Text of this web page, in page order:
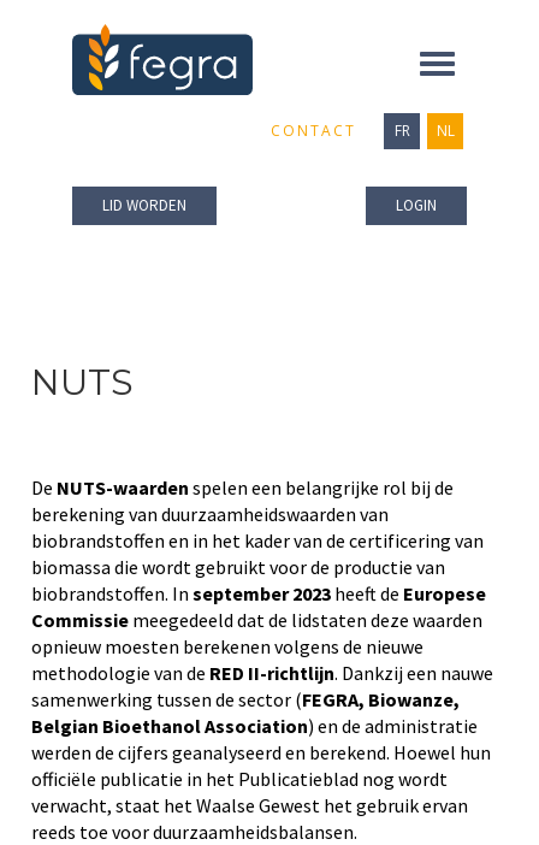
Toggle
CONTACT FR NL
LID WORDEN LOGIN
NUTS
De NUTS-waarden spelen een belangrijke rol bij de
berekening van duurzaamheidswaarden van
biobrandstoffen en in het kader van de certificering van
biomassa die wordt gebruikt voor de productie van
biobrandstoffen. In september 2023 heeft de Europese
Commissie meegedeeld dat de lidstaten deze waarden
opnieuw moesten berekenen volgens de nieuwe
methodologie van de RED II-richtlijn. Dankzij een nauwe
samenwerking tussen de sector (FEGRA, Biowanze,
Belgian Bioethanol Association) en de administratie
werden de cijfers geanalyseerd en berekend. Hoewel hun
officiële publicatie in het Publicatieblad nog wordt
verwacht, staat het Waalse Gewest het gebruik ervan
reeds toe voor duurzaamheidsbalansen.